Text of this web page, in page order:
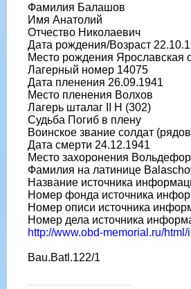
Фамилия Балашов
Имя Анатолий
Отчество Николаевич
Дата рождения/Возраст
Место рождения Ярославская
Лагерный номер 14075
Дата пленения 26.09.1941
Место пленения Волхов
Лагерь шталаг II H (302)
Судьба Погиб в плену
Воинское звание солдат
Дата смерти 24.12.1941
Место захоронения
Фамилия на латинице
Название источника
Номер фонда источника
Номер описи источника
Номер дела источника
http://www.obd-memorial.ru/
Bau.Batl.122/1